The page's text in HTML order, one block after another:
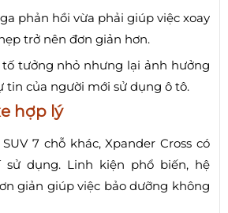
phản hồi vừa phải giúp việc xoay
trở nên đơn giản hơn.
tưởng nhỏ nhưng lại ảnh hưởng
tin của người mới sử dụng ô tô.
hợp lý
7 chỗ khác, Xpander Cross có
dụng. Linh kiện phổ biến, hệ
giản giúp việc bảo dưỡng không